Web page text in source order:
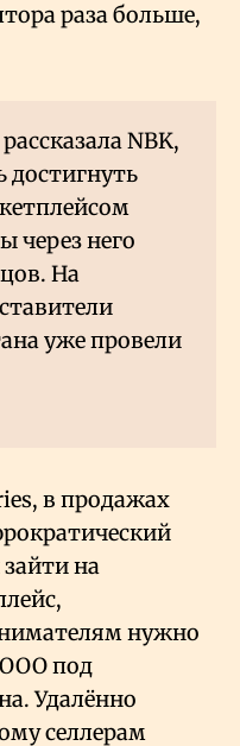
раза больше,
NBK,
достигнуть
через него
На
уже провели
в продажах
на
нужно
ООО под
Удалённо
селлерам